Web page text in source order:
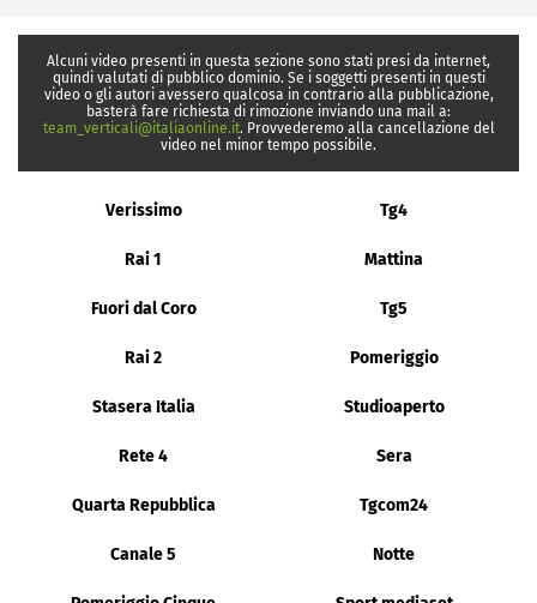
Alcuni video presenti in questa sezione sono stati presi da internet,
quindi valutati di pubblico dominio. Se i soggetti presenti in questi
video o gli autori avessero qualcosa in contrario alla pubblicazione,
basterà fare richiesta di rimozione inviando una mail a:
team_verticali@italiaonline.it. Provvederemo alla cancellazione del
video nel minor tempo possibile.
Verissimo Tg4
Rai 1 Mattina
Fuori dal Coro Tg5
Rai 2 Pomeriggio
Stasera Italia Studioaperto
Rete 4 Sera
Quarta Repubblica Tgcom24
Canale 5 Notte